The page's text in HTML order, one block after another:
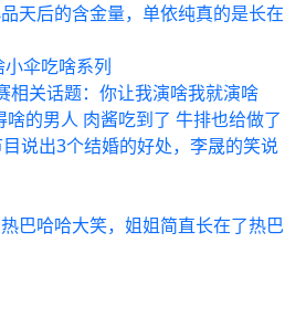
天后的含金量，单依纯真的是长在
伞吃啥系列
相关话题：你让我演啥我就演啥
的男人 肉酱吃到了 牛排也给做了
说出3个结婚的好处，李晟的笑说
巴哈哈大笑，姐姐简直长在了热巴